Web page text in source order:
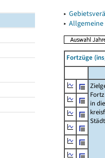
▸
▸
Fortzüge
in die